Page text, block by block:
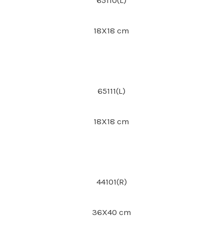
18X18 cm
65111(L)
18X18 cm
44101(R)
36X40 cm